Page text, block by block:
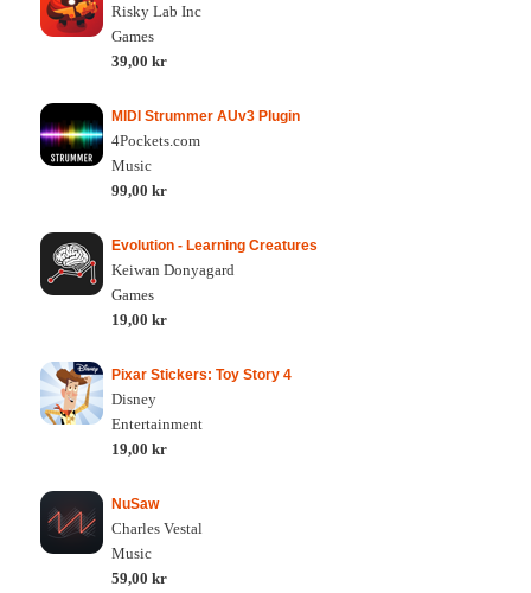
Risky Lab Inc
Games
39,00 kr
MIDI Strummer AUv3 Plugin
4Pockets.com
Music
99,00 kr
Evolution - Learning Creatures
Keiwan Donyagard
Games
19,00 kr
Pixar Stickers: Toy Story 4
Disney
Entertainment
19,00 kr
NuSaw
Charles Vestal
Music
59,00 kr